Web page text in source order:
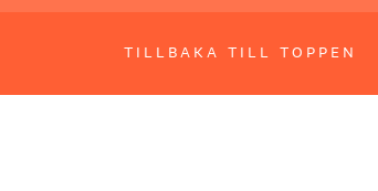
TILLBAKA TILL TOPPEN